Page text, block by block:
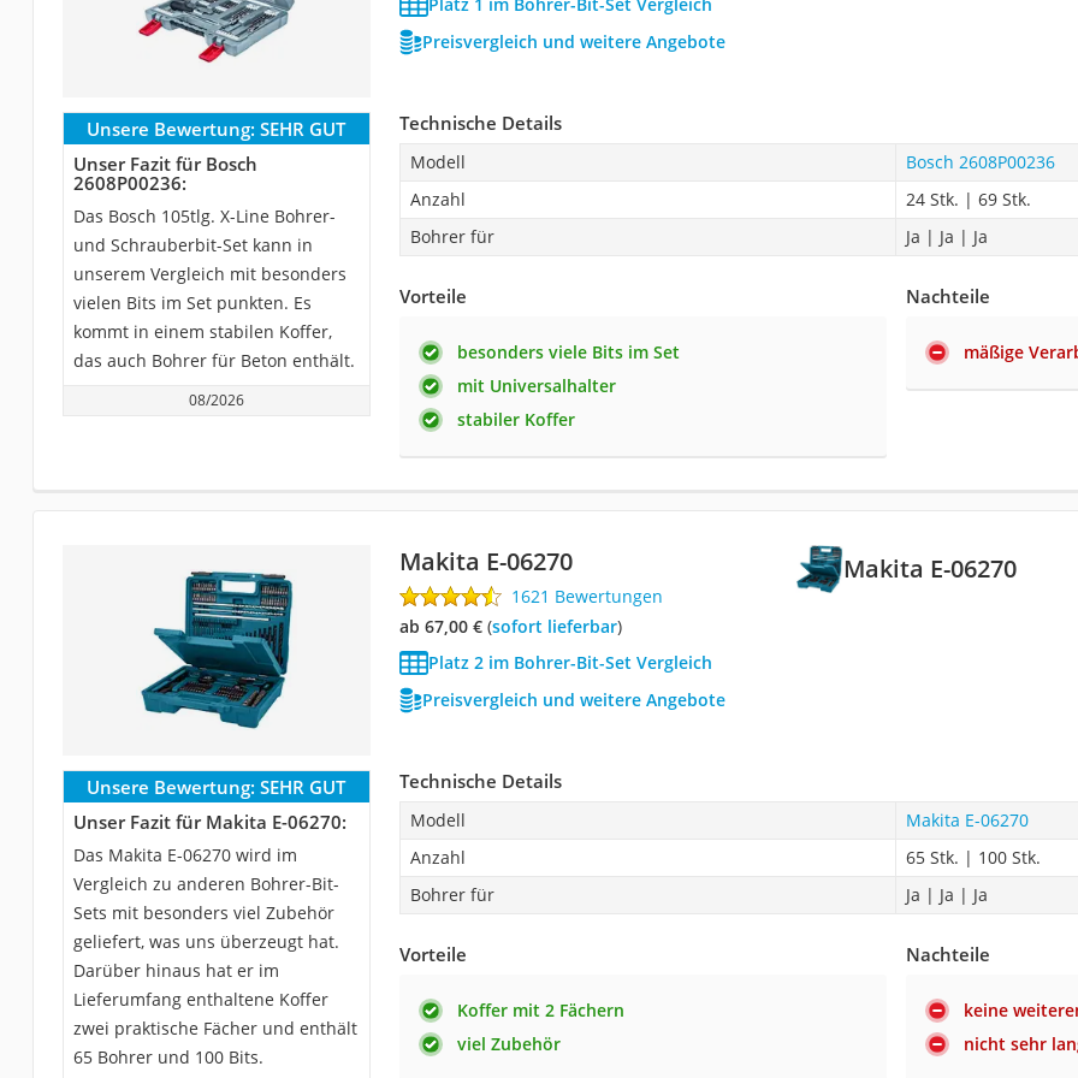
Preisvergleich und weitere Angebote
Unsere Bewertung: SEHR GUT
Unser Fazit für Bosch
2608P00236:
Das Bosch 105tlg. X-Line Bohrer-
und Schrauberbit-Set kann in
unserem Vergleich mit besonders
vielen Bits im Set punkten. Es
kommt in einem stabilen Koffer,
das auch Bohrer für Beton enthält.
08/2026
Technische Details
Modell
Bosch 2608P00236
Anzahl
24 Stk. | 69 Stk.
Bohrer für
Ja | Ja | Ja
Vorteile
besonders viele Bits im Set
mit Universalhalter
stabiler Koffer
Nachteile
mäßige
Makita E-06270
Makita E-06270
1621 Bewertungen
ab 67,00 €( Sofort lieferbar)
Platz 2 im Bohrer-Bit-Set Vergleich
Preisvergleich und weitere Angebote
Unsere Bewertung: SEHR GUT
Unser Fazit für Makita E-06270:
Das Makita E-06270 wird im
Vergleich zu anderen Bohrer-Bit-
Sets mit besonders viel Zubehör
geliefert, was uns überzeugt hat.
Darüber hinaus hat er im
Lieferumfang enthaltene Koffer
zwei praktische Fächer und enthält
65 Bohrer und 100 Bits.
Technische Details
Modell
Makita E-06270
Anzahl
65 Stk. | 100 Stk.
Bohrer für
Ja | Ja | Ja
Vorteile
Koffer mit 2 Fächern
viel Zubehör
Nachteile
keine
nicht sehr